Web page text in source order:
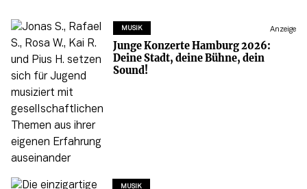
MUSIK Anzeige
Junge Konzerte Hamburg 2026:
Deine Stadt, deine Bühne, dein
Sound!
MUSIK